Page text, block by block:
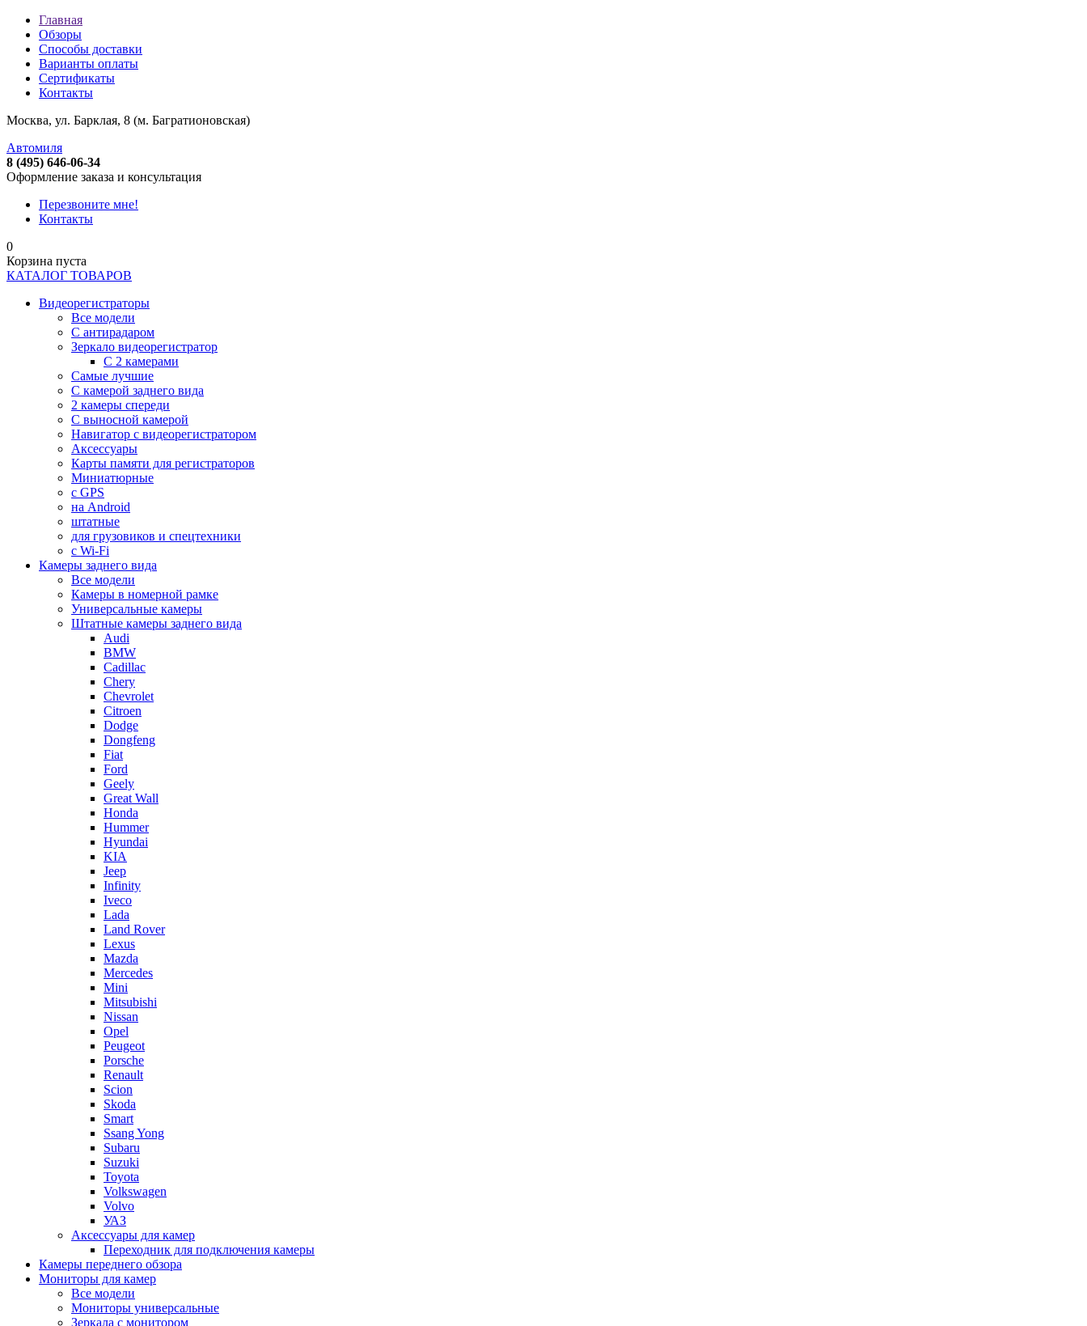
Главная
Обзоры
Способы доставки
Варианты оплаты
Сертификаты
Контакты
Москва, ул. Барклая, 8 (м. Багратионовская)
Автомиля
8 (495) 646-06-34
Оформление заказа и консультация
Перезвоните мне!
Контакты
0
Корзина пуста
КАТАЛОГ ТОВАРОВ
Видеорегистраторы
Все модели
C антирадаром
Зеркало видеорегистратор
С 2 камерами
Самые лучшие
С камерой заднего вида
2 камеры спереди
С выносной камерой
Навигатор с видеорегистратором
Аксессуары
Карты памяти для регистраторов
Миниатюрные
с GPS
на Android
штатные
для грузовиков и спецтехники
с Wi-Fi
Камеры заднего вида
Все модели
Камеры в номерной рамке
Универсальные камеры
Штатные камеры заднего вида
Audi
BMW
Cadillac
Chery
Chevrolet
Citroen
Dodge
Dongfeng
Fiat
Ford
Geely
Great Wall
Honda
Hummer
Hyundai
KIA
Jeep
Infinity
Iveco
Lada
Land Rover
Lexus
Mazda
Mercedes
Mini
Mitsubishi
Nissan
Opel
Peugeot
Porsche
Renault
Scion
Skoda
Smart
Ssang Yong
Subaru
Suzuki
Toyota
Volkswagen
Volvo
УАЗ
Аксессуары для камер
Переходник для подключения камеры
Камеры переднего обзора
Мониторы для камер
Все модели
Мониторы универсальные
Зеркала с монитором